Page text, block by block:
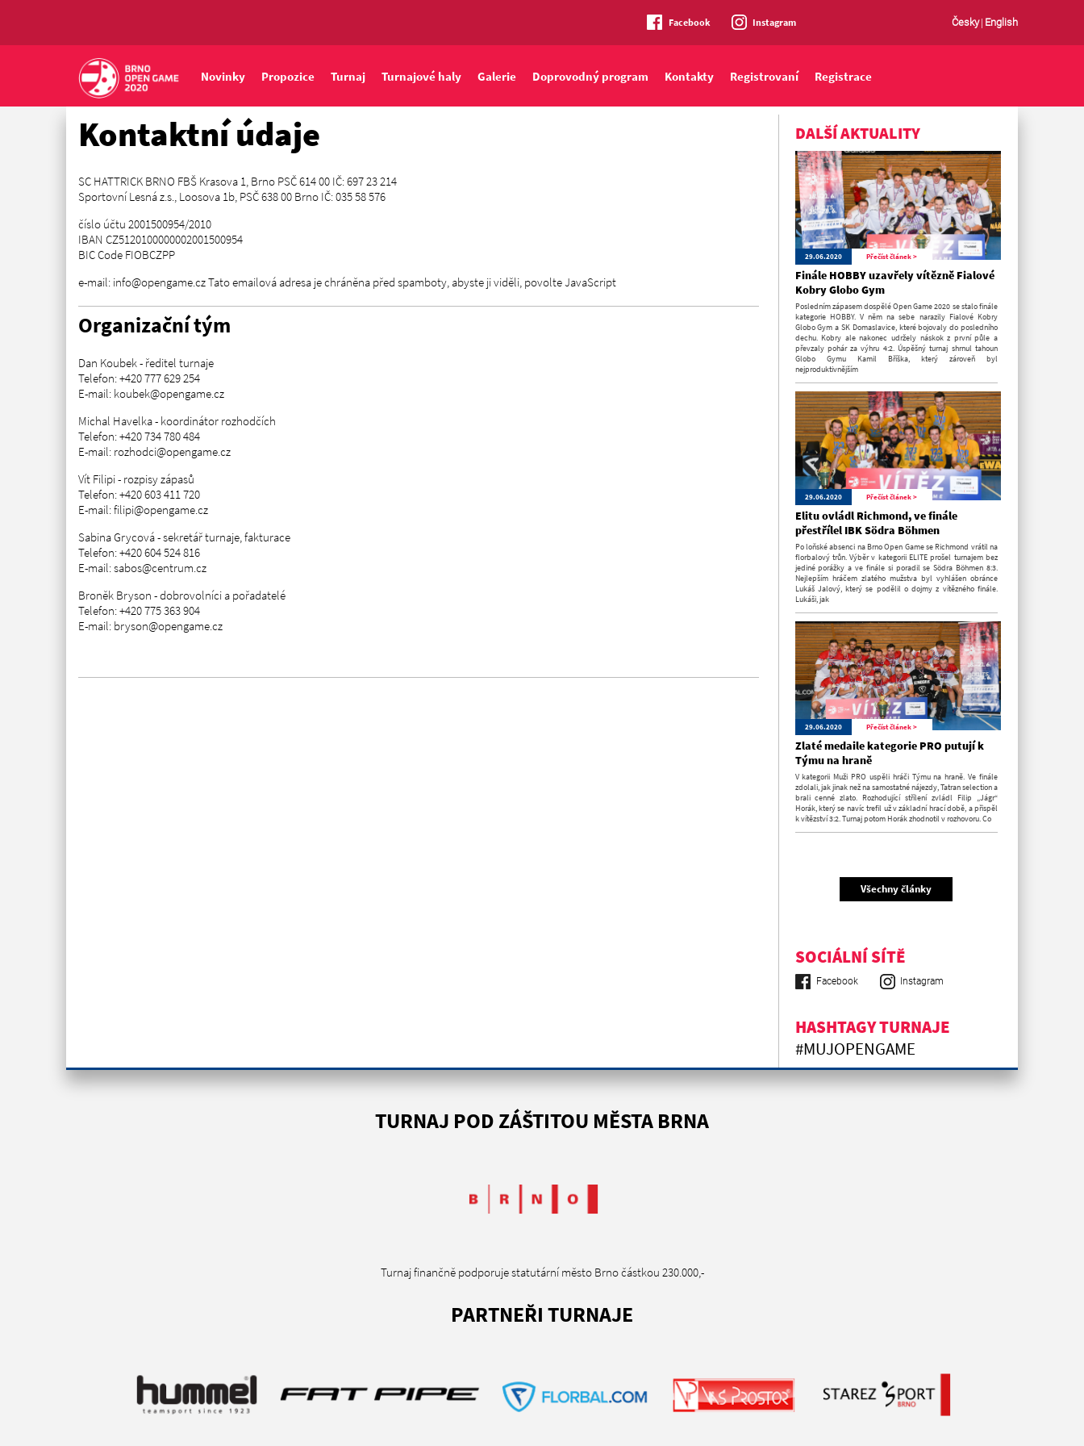
Česky| English
Facebook Instagram
Novinky Propozice Turnaj Turnajové haly Galerie Doprovodný program Kontakty Registrovaní Registrace
Kontaktní údaje
SC HATTRICK BRNO FBŠ Krasova 1, Brno PSČ 614 00 IČ: 697 23 214
Sportovní Lesná z.s., Loosova 1b, PSČ 638 00 Brno IČ: 035 58 576
číslo účtu 2001500954/2010
IBAN CZ5120100000002001500954
BIC Code FIOBCZPP
e-mail: info@opengame.cz Tato emailová adresa je chráněna před spamboty, abyste ji viděli, povolte JavaScript
Organizační tým
Dan Koubek - ředitel turnaje
Telefon: +420 777 629 254
E-mail: koubek@opengame.cz
Michal Havelka - koordinátor rozhodčích
Telefon: +420 734 780 484
E-mail: rozhodci@opengame.cz
Vít Filipi - rozpisy zápasů
Telefon: +420 603 411 720
E-mail: filipi@opengame.cz
Sabina Grycová - sekretář turnaje, fakturace
Telefon: +420 604 524 816
E-mail: sabos@centrum.cz
Broněk Bryson - dobrovolníci a pořadatelé
Telefon: +420 775 363 904
E-mail: bryson@opengame.cz
DALŠÍ AKTUALITY
29.06.2020 Přečíst článek >
Finále HOBBY uzavřely vítězně Fialové
Kobry Globo Gym
Posledním zápasem dospělé Open Game 2020 se stalo finále
kategorie HOBBY. V něm na sebe narazily Fialové Kobry
Globo Gym a SK Domaslavice, které bojovaly do posledního
dechu. Kobry ale nakonec udržely náskok z první půle a
převzaly pohár za výhru 4:2. Úspěšný turnaj shrnul tahoun
Globo Gymu Kamil Bříška, který zároveň byl
nejproduktivnějším
29.06.2020 Přečíst článek >
Elitu ovládl Richmond, ve finále
přestřílel IBK Södra Böhmen
Po loňské absenci na Brno Open Game se Richmond vrátil na
florbalový trůn. Výběr v kategorii ELITE prošel turnajem bez
jediné porážky a ve finále si poradil se Södra Böhmen 8:3.
Nejlepším hráčem zlatého mužstva byl vyhlášen obránce
Lukáš Jalový, který se podělil o dojmy z vítězného finále.
Lukáši, jak
29.06.2020 Přečíst článek >
Zlaté medaile kategorie PRO putují k
Týmu na hraně
V kategorii Muži PRO uspěli hráči Týmu na hraně. Ve finále
zdolali, jak jinak než na samostatné nájezdy, Tatran selection a
brali cenné zlato. Rozhodující střílení zvládl Filip „Jágr“
Horák, který se navíc trefil už v základní hrací době, a přispěl
k vítězství 3:2. Turnaj potom Horák zhodnotil v rozhovoru. Co
Všechny články
SOCIÁLNÍ SÍTĚ
Facebook Instagram
HASHTAGY TURNAJE
#MUJOPENGAME
TURNAJ POD ZÁŠTITOU MĚSTA BRNA
Turnaj finančně podporuje statutární město Brno částkou 230.000,-
PARTNEŘI TURNAJE